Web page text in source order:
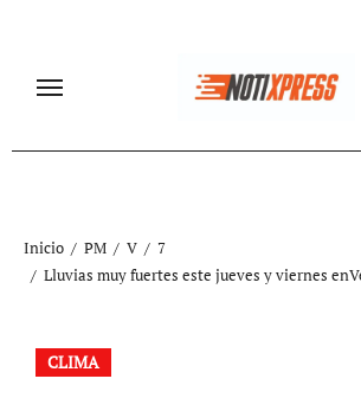
contenido
Inicio PM V
7
Lluvias muy fuertes este jueves y viernes
CLIMA